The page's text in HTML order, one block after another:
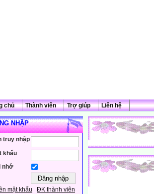
chủ Thành viên Trợ giúp Liên hệ
NHẬP
truy nhập
khẩu
nhớ
mật khẩu ĐK thành viên